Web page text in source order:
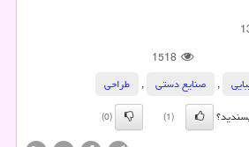
1518
, صنایع دستی ,
طراحی
(1)
(0)